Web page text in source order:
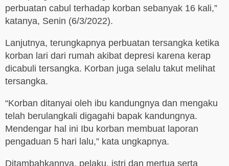
perbuatan cabul terhadap korban sebanyak 16 kali,”
katanya, Senin (6/3/2022).
Lanjutnya, terungkapnya perbuatan tersangka ketika
korban lari dari rumah akibat depresi karena kerap
dicabuli tersangka. Korban juga selalu takut melihat
tersangka.
“Korban ditanyai oleh ibu kandungnya dan mengaku
telah berulangkali digagahi bapak kandungnya.
Mendengar hal ini Ibu korban membuat laporan
pengaduan 5 hari lalu,” kata ungkapnya.
Ditambahkannya, pelaku, istri dan mertua serta